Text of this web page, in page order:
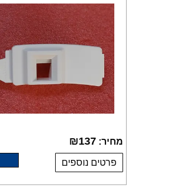
מחיר: ₪137
פרטים נוספים